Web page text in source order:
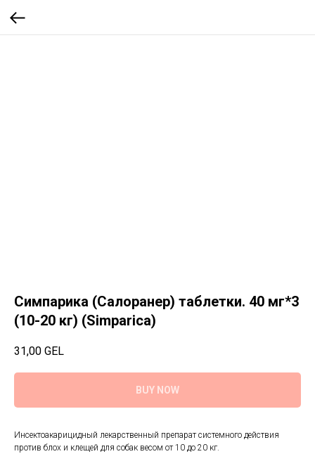
Симпарика (Салоранер) таблетки. 40 мг*3
(10-20 кг) (Simparica)
31,00 GEL
BUY NOW
Инсектоакарицидный лекарственный препарат системного действия
против блох и клещей для собак весом от 10 до 20 кг.